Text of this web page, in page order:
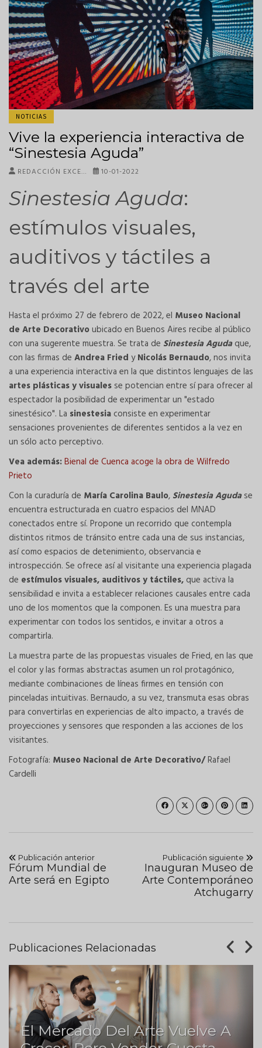
NOTICIAS
Vive la experiencia interactiva de
“Sinestesia Aguda”
REDACCIÓN EXCE… 10-01-2022
Sinestesia Aguda:
estímulos visuales,
auditivos y táctiles a
través del arte
Hasta el próximo 27 de febrero de 2022, el Museo Nacional
de Arte Decorativoubicado en Buenos Aires recibe al público
con una sugerente muestra. Se trata de Sinestesia Agudaque,
con las firmas de Andrea Fried yNicolás Bernaudo, nos invita
a una experiencia interactiva en la que distintos lenguajes de las
artes plásticas y visuales se potencian entre sí para ofrecer al
espectador la posibilidad de experimentar un "estado
sinestésico". La sinestesia consiste en experimentar
sensaciones provenientes de diferentes sentidos a la vez en
un sólo acto perceptivo.
Vea además:Bienal de Cuenca acoge la obra de Wilfredo
Prieto
Con la curaduría de María Carolina Baulo, Sinestesia Agudase
encuentra estructurada en cuatro espacios del MNAD
conectados entre sí. Propone un recorrido que contempla
distintos ritmos de tránsito entre cada una de sus instancias,
así como espacios de detenimiento, observancia e
introspección. Se ofrece así al visitante una experiencia plagada
de estímulos visuales, auditivos y táctiles, que activa la
sensibilidad e invita a establecer relaciones causales entre cada
uno de los momentos que la componen. Es una muestra para
experimentar con todos los sentidos, e invitar a otros a
compartirla.
La muestra parte de las propuestas visuales de Fried, en las que
el color y las formas abstractas asumen un rol protagónico,
mediante combinaciones de líneas firmes en tensión con
pinceladas intuitivas. Bernaudo, a su vez, transmuta esas obras
para convertirlas en experiencias de alto impacto, a través de
proyecciones y sensores que responden a las acciones de los
visitantes.
Fotografía: Museo Nacional de Arte Decorativo/Rafael
Cardelli
Publicación anterior
Fórum Mundial de
Arte será en Egipto
Publicación siguiente
Inauguran Museo de
Arte Contemporáneo
Atchugarry
Publicaciones Relacionadas
El Mercado Del Arte Vuelve A